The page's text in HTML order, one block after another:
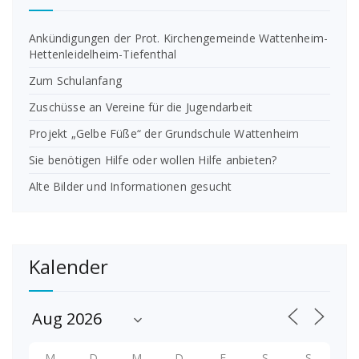
Ankündigungen der Prot. Kirchengemeinde Wattenheim-
Hettenleidelheim-Tiefenthal
Zum Schulanfang
Zuschüsse an Vereine für die Jugendarbeit
Projekt „Gelbe Füße“ der Grundschule Wattenheim
Sie benötigen Hilfe oder wollen Hilfe anbieten?
Alte Bilder und Informationen gesucht
Kalender